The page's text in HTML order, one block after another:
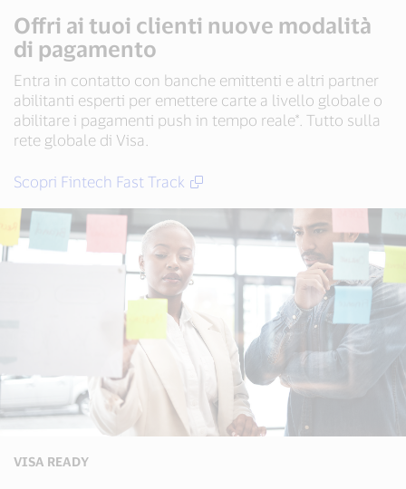
Offri ai tuoi clienti nuove modalità
di pagamento
Entra in contatto con banche emittenti e altri partner
abilitanti esperti per emettere carte a livello globale o
abilitare i pagamenti push in tempo reale*. Tutto sulla
rete globale di Visa.
Scopri Fintech Fast Track
VISA READY